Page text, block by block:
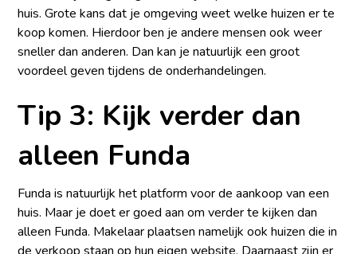
huis. Grote kans dat je omgeving weet welke huizen er te
koop komen. Hierdoor ben je andere mensen ook weer
sneller dan anderen. Dan kan je natuurlijk een groot
voordeel geven tijdens de onderhandelingen.
Tip 3: Kijk verder dan
alleen Funda
Funda is natuurlijk het platform voor de aankoop van een
huis. Maar je doet er goed aan om verder te kijken dan
alleen Funda. Makelaar plaatsen namelijk ook huizen die in